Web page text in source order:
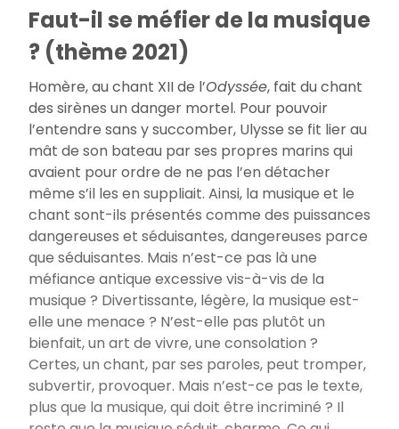
Faut-il se méfier de la musique
? (thème 2021)
Homère, au chant XII de l’Odyssée, fait du chant
des sirènes un danger mortel. Pour pouvoir
l’entendre sans y succomber, Ulysse se fit lier au
mât de son bateau par ses propres marins qui
avaient pour ordre de ne pas l’en détacher
même s’il les en suppliait. Ainsi, la musique et le
chant sont-ils présentés comme des puissances
dangereuses et séduisantes, dangereuses parce
que séduisantes. Mais n’est-ce pas là une
méfiance antique excessive vis-à-vis de la
musique ? Divertissante, légère, la musique est-
elle une menace ? N’est-elle pas plutôt un
bienfait, un art de vivre, une consolation ?
Certes, un chant, par ses paroles, peut tromper,
subvertir, provoquer. Mais n’est-ce pas le texte,
plus que la musique, qui doit être incriminé ? Il